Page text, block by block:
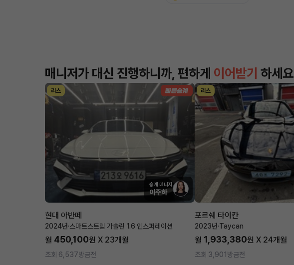
매니저가 대신 진행하니까, 편하게 이어받기 하세요
리스
승계 매니저
이주하
현대 아반떼
2024년·스마트스트림 가솔린 1.6 인스퍼레이션
월 450,100원 X 23개월
조회 6,537방금전
리스
포르쉐 타이칸
2023년·Taycan
월 1,933,380원 X 24개월
조회 3,901 방금전